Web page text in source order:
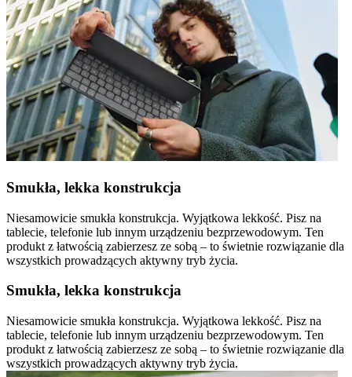
Smukła, lekka konstrukcja
Niesamowicie smukła konstrukcja. Wyjątkowa lekkość. Pisz na
tablecie, telefonie lub innym urządzeniu bezprzewodowym. Ten
produkt z łatwością zabierzesz ze sobą – to świetnie rozwiązanie dla
wszystkich prowadzących aktywny tryb życia.
Smukła, lekka konstrukcja
Niesamowicie smukła konstrukcja. Wyjątkowa lekkość. Pisz na
tablecie, telefonie lub innym urządzeniu bezprzewodowym. Ten
produkt z łatwością zabierzesz ze sobą – to świetnie rozwiązanie dla
wszystkich prowadzących aktywny tryb życia.